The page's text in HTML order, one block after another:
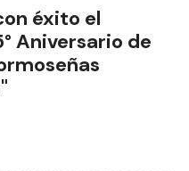
éxito el
Aniversario de